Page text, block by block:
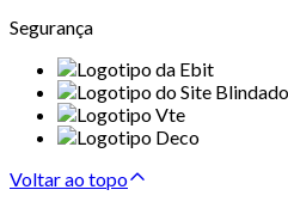
Segurança
Voltar ao topo